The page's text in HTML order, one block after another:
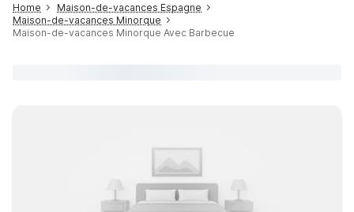
Home
Maison-de-vacances Espagne
Maison-de-vacances Minorque
Maison-de-vacances Minorque Avec Barbecue